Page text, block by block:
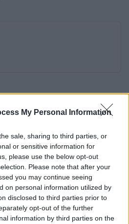
My Personal Information
sale, sharing to third parties, or
or sensitive information for
please use the below opt-out
Please note that after your
you may continue seeing
on personal information utilized by
disclosed to third parties prior to
opt-out of the further
information by third parties on the